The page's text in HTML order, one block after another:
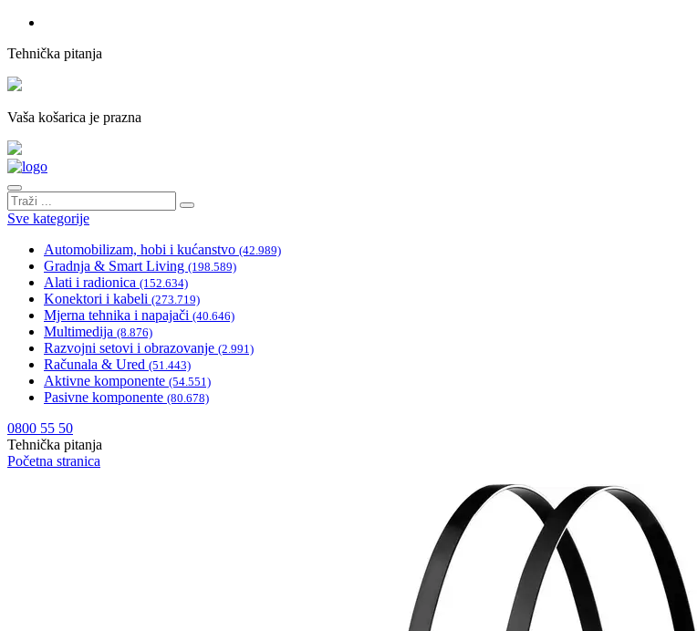
Tehnička pitanja
Vaša košarica je prazna
Sve kategorije
Automobilizam, hobi i kućanstvo (42.989)
Gradnja & Smart Living (198.589)
Alati i radionica (152.634)
Konektori i kabeli (273.719)
Mjerna tehnika i napajači (40.646)
Multimedija (8.876)
Razvojni setovi i obrazovanje (2.991)
Računala & Ured (51.443)
Aktivne komponente (54.551)
Pasivne komponente (80.678)
0800 55 50
Tehnička pitanja
Početna stranica